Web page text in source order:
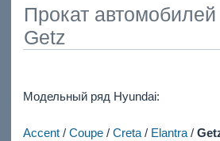
Прокат
Getz
Модельный ряд Hyundai:
Accent/ Coupe/ Creta/ Elantra/